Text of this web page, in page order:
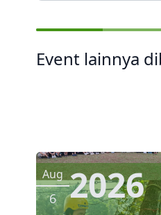
Event lainnya
Aug
6 2026